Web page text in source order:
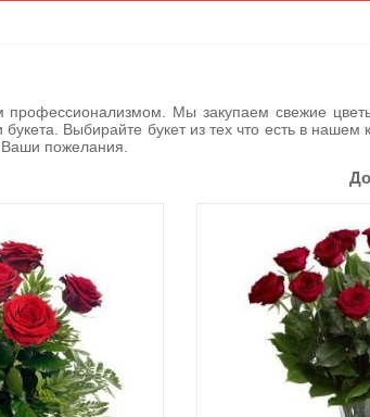
профессионализмом. Мы закупаем свежие
Выбирайте букет из тех что есть в нашем
Ваши пожелания.